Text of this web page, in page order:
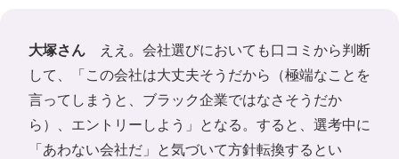
大塚さん ええ。会社選びにおいても口コミから判断
して、「この会社は大丈夫そうだから（極端なことを
言ってしまうと、ブラック企業ではなさそうだか
ら）、エントリーしよう」となる。すると、選考中に
「あわない会社だ」と気づいて方針転換するとい